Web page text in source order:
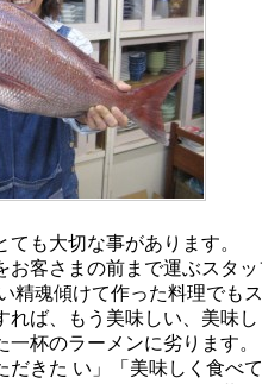
も大切な事があります。
お客さまの前まで運ぶスタッ
精魂傾けて作った料理でも
れば、もう美味しい、美味し
杯のラーメンに劣ります。
だきた い」「美味しく食べ